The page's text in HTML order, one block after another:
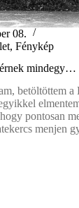
08.
, Fénykép
mindegy…
betöltöttem
pontosan
menjen